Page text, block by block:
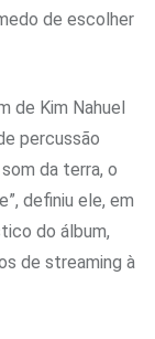
de escolher
de Kim Nahuel
percussão
da terra, o
definiu ele, em
do álbum,
de streaming à